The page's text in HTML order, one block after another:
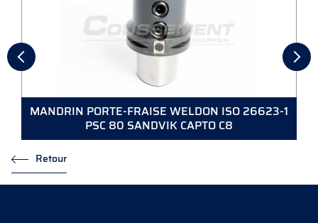
MANDRIN PORTE-FRAISE WELDON ISO 26623-1
PSC 80 SANDVIK CAPTO C8
Retour